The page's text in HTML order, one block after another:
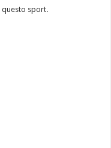
questo sport.